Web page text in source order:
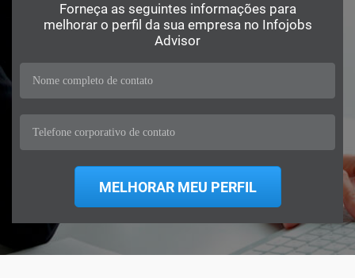
Forneça as seguintes informações para
melhorar o perfil da sua empresa no Infojobs
Advisor